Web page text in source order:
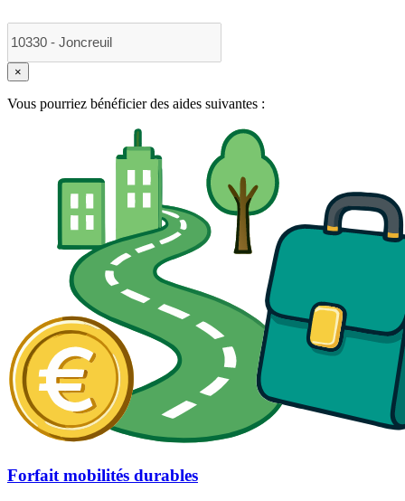
×
Vous pourriez bénéficier des aides suivantes :
Forfait mobilités durables